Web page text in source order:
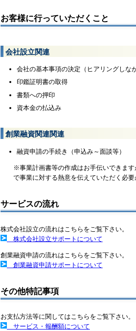
お客様に行っていただくこと
会社設立関連
会社の基本事項の決定（ヒアリングしな
印鑑証明書の取得
書類への押印
資本金の払込み
創業融資関連関連
融資申請の手続き（申込み～面談等）
※事業計画書等の作成はお手伝いできま
で事業に対する熱意を伝えていただく必要
サービスの流れ
株式会社設立の流れはこちらをご覧下さい。
株式会社設立サポートについて
創業融資申請の流れはこちらをご覧下さい。
創業融資申請サポートについて
その他特記事項
お支払方法等に関してはこちらをご覧下さい。
サービス・報酬額について